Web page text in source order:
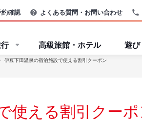
約確認 よくある質問・お問い合わせ
高級旅館・ホテル 遊び
伊豆下田温泉の宿泊施設で使える割引クーポン
使える割引クーポ